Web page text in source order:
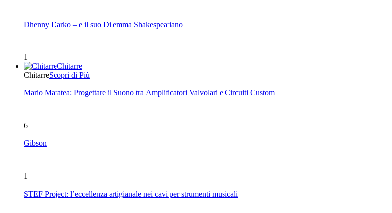
Dhenny Darko – e il suo Dilemma Shakespeariano
1
Chitarre
ChitarreScopri di Più
Mario Maratea: Progettare il Suono tra Amplificatori Valvolari e Circuiti Custom
6
Gibson
1
STEF Project: l’eccellenza artigianale nei cavi per strumenti musicali